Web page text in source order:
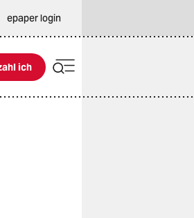
epaper login
ich